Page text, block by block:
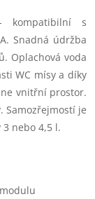
kompatibilní s
Snadná údržba
Oplachová voda
WC mísy a díky
vnitřní prostor.
Samozřejmostí je
nebo 4,5 l.